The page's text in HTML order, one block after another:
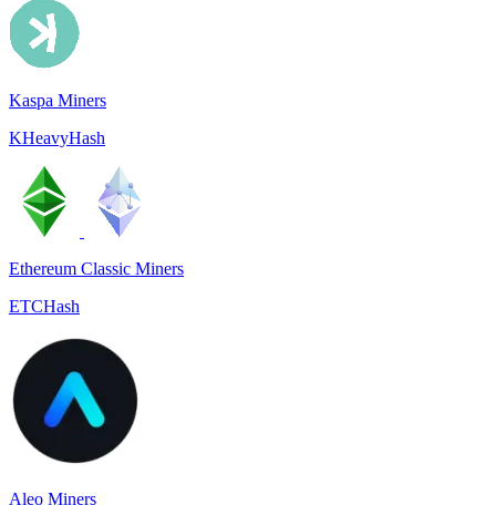
Kaspa Miners
KHeavyHash
Ethereum Classic Miners
ETCHash
Aleo Miners